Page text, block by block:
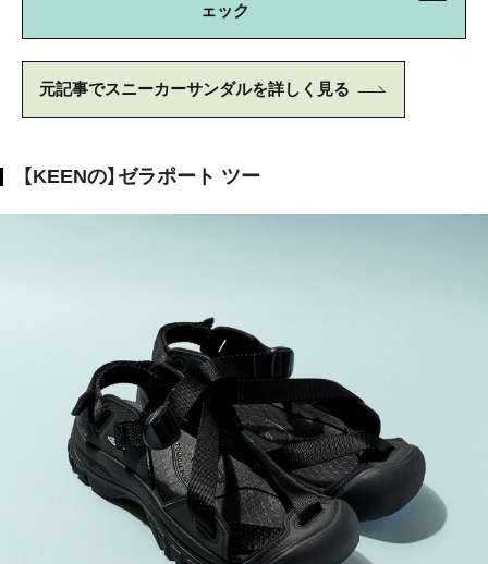
ェック
元記事でスニーカーサンダルを詳しく見る
【KEENの】ゼラポート ツー